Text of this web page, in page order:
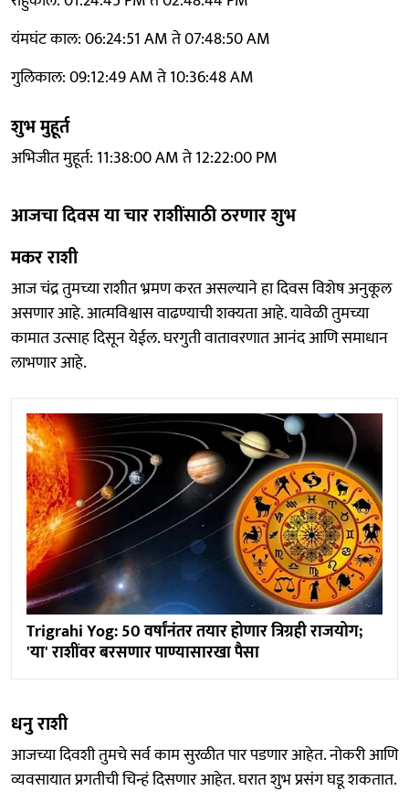
यंमघंट काल: 06:24:51 AM ते 07:48:50 AM
गुलिकाल: 09:12:49 AM ते 10:36:48 AM
शुभ मुहूर्त
अभिजीत मुहूर्त: 11:38:00 AM ते 12:22:00 PM
आजचा दिवस या चार राशींसाठी ठरणार शुभ
मकर राशी
आज चंद्र तुमच्या राशीत भ्रमण करत असल्याने हा दिवस विशेष अनुकूल
असणार आहे. आत्मविश्वास वाढण्याची शक्यता आहे. यावेळी तुमच्या
कामात उत्साह दिसून येईल. घरगुती वातावरणात आनंद आणि समाधान
लाभणार आहे.
Trigrahi Yog: 50 वर्षांनंतर तयार होणार त्रिग्रही राजयोग;
'या' राशींवर बरसणार पाण्यासारखा पैसा
धनु राशी
आजच्या दिवशी तुमचे सर्व काम सुरळीत पार पडणार आहेत. नोकरी आणि
व्यवसायात प्रगतीची चिन्हं दिसणार आहेत. घरात शुभ प्रसंग घडू शकतात.